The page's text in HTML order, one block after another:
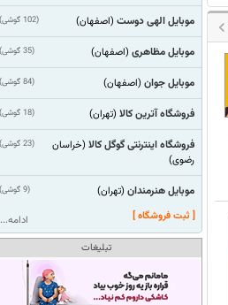
(102 گوشی) موبایل الهی دوست (اصفهان)
(35 گوشی) موبایل مظاهری (اصفهان)
(84 گوشی) موبایل جوان (اصفهان)
(18 گوشی) فروشگاه آترین کالا (تهران)
(23 گوشی) فروشگاه اینترنتی گوگل کالا (خراسان
رضوی)
(9 گوشی) موبایل هنرمندان (تهران)
[ ثبت فروشگاه ]
ادامه...
تبلیغات